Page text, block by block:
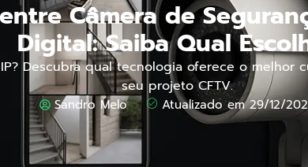
Câmera de
Digital: Saiba Qual
Descubra qual tecnologia oferece o melhor
seu projeto CFTV.
Sandro Melo Atualizado em 29/12/